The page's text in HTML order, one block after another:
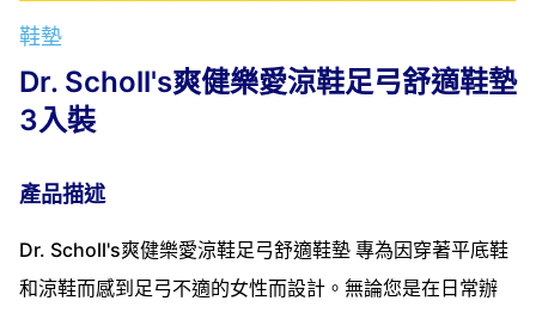
鞋墊
Dr. Scholl's爽健樂愛涼鞋足弓舒適鞋墊
3入裝
產品描述
Dr. Scholl's爽健樂愛涼鞋足弓舒適鞋墊 專為因穿著平底鞋
和涼鞋而感到足弓不適的女性而設計。無論您是在日常辦